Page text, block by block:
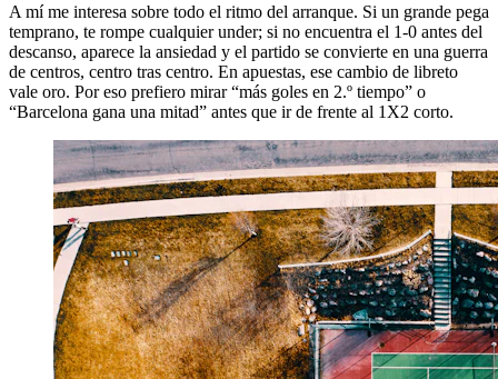
A mí me interesa sobre todo el ritmo del arranque. Si un grande pega
temprano, te rompe cualquier under; si no encuentra el 1-0 antes del
descanso, aparece la ansiedad y el partido se convierte en una guerra
de centros, centro tras centro. En apuestas, ese cambio de libreto
vale oro. Por eso prefiero mirar “más goles en 2.º tiempo” o
“Barcelona gana una mitad” antes que ir de frente al 1X2 corto.